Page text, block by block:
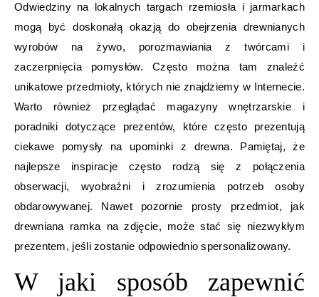
Odwiedziny na lokalnych targach rzemiosła i jarmarkach
mogą być doskonałą okazją do obejrzenia drewnianych
wyrobów na żywo, porozmawiania z twórcami i
zaczerpnięcia pomysłów. Często można tam znaleźć
unikatowe przedmioty, których nie znajdziemy w Internecie.
Warto również przeglądać magazyny wnętrzarskie i
poradniki dotyczące prezentów, które często prezentują
ciekawe pomysły na upominki z drewna. Pamiętaj, że
najlepsze inspiracje często rodzą się z połączenia
obserwacji, wyobraźni i zrozumienia potrzeb osoby
obdarowywanej. Nawet pozornie prosty przedmiot, jak
drewniana ramka na zdjęcie, może stać się niezwykłym
prezentem, jeśli zostanie odpowiednio spersonalizowany.
W jaki sposób zapewnić